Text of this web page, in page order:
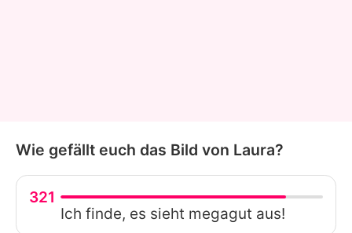
Wie gefällt euch das Bild von Laura?
321
Ich finde, es sieht megagut aus!